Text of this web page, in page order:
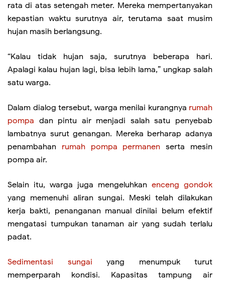
rata di atas setengah meter. Mereka mempertanyakan
kepastian waktu surutnya air, terutama saat musim
hujan masih berlangsung.
“Kalau tidak hujan saja, surutnya beberapa hari.
Apalagi kalau hujan lagi, bisa lebih lama,” ungkap salah
satu warga.
Dalam dialog tersebut, warga menilai kurangnya rumah
pompa dan pintu air menjadi salah satu penyebab
lambatnya surut genangan. Mereka berharap adanya
penambahan rumah pompa permanen serta mesin
pompa air.
Selain itu, warga juga mengeluhkan enceng gondok
yang memenuhi aliran sungai. Meski telah dilakukan
kerja bakti, penanganan manual dinilai belum efektif
mengatasi tumpukan tanaman air yang sudah terlalu
padat.
Sedimentasi sungai yang menumpuk turut
memperparah kondisi. Kapasitas tampung air